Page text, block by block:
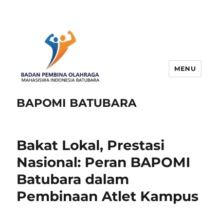
BAPOMI BATUBARA
MENU
Bakat Lokal, Prestasi
Nasional: Peran BAPOMI
Batubara dalam
Pembinaan Atlet Kampus